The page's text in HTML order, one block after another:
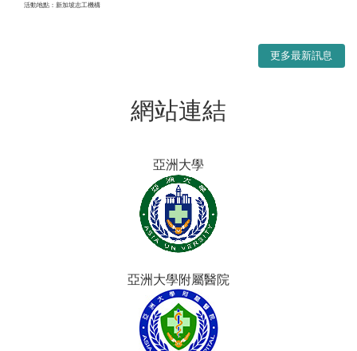
活動地點：新加坡志工機構
更多最新訊息
網站連結
亞洲大學
亞洲大學附屬醫院